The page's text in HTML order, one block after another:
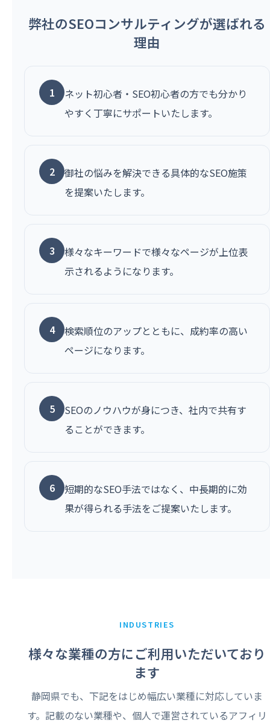
弊社のSEOコンサルティングが選ばれる
理由
1
ネット初心者・SEO初心者の方でも分かり
やすく丁寧にサポートいたします。
2
御社の悩みを解決できる具体的なSEO施策
を提案いたします。
3
様々なキーワードで様々なページが上位表
示されるようになります。
4
検索順位のアップとともに、成約率の高い
ページになります。
5
SEOのノウハウが身につき、社内で共有す
ることができます。
6
短期的なSEO手法ではなく、中長期的に効
果が得られる手法をご提案いたします。
INDUSTRIES
様々な業種の方にご利用いただいており
ます
静岡県でも、下記をはじめ幅広い業種に対応していま
す。記載のない業種や、個人で運営されているアフィリ